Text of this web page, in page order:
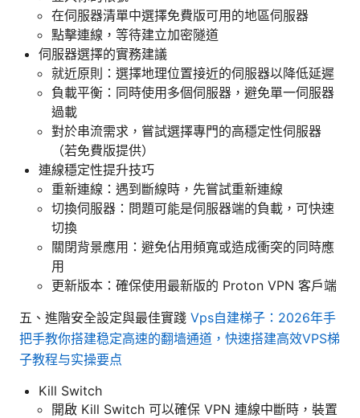
在伺服器清單中選擇免費版可用的地區伺服器
點擊連線，等待建立加密隧道
伺服器選擇的實務建議
就近原則：選擇地理位置接近的伺服器以降低延遲
負載平衡：同時使用多個伺服器，避免單一伺服器
過載
對於串流需求，嘗試選擇專門的高穩定性伺服器
（若免費版提供）
連線穩定性提升技巧
重新連線：遇到斷線時，先嘗試重新連線
切換伺服器：問題可能是伺服器端的負載，可快速
切換
關閉背景應用：避免佔用頻寬或造成衝突的同時應
用
更新版本：確保使用最新版的 Proton VPN 客戶端
五、進階安全設定與最佳實踐 Vps自建梯子：2026年手
把手教你搭建稳定高速的翻墙通道，快速搭建高效VPS梯
子教程与实操要点
Kill Switch
開啟 Kill Switch 可以確保 VPN 連線中斷時，裝置